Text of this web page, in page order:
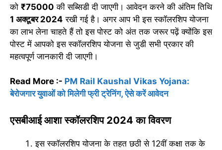
को ₹75000 की सब्सिडी दी जाएगी। आवेदन करने की अंतिम तिथि
1 अक्टूबर 2024 रखी गई है। अगर आप भी इस स्कॉलरशिप योजना
का लाभ लेना चाहते हैं तो इस पोस्ट को अंत तक जरूर पढ़ें क्योंकि इस
पोस्ट में आपको इस स्कॉलरशिप योजना से जुडी सभी प्रकार की
महत्वपूर्ण जानकारी दी जाएगी।
Read More :- PM Rail Kaushal Vikas Yojana:
बेरोजगार युवाओं को मिलेगी फ्री ट्रेनिंग, ऐसे करें आवेदन
एसबीआई आशा स्कॉलरशिप 2024 का विवरण
इस स्कॉलरशिप योजना के तहत छठी से 12वीं कक्षा तक के